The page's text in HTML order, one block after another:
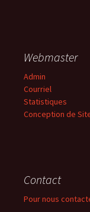
Webmaster
Admin
Courriel
Statistiques
Conception de
Contact
Pour nous